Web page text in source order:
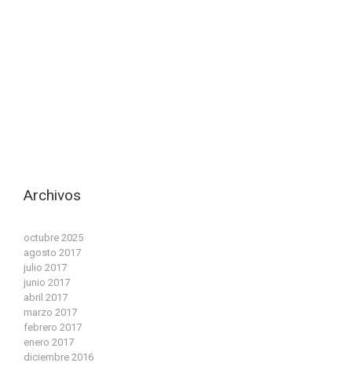
Archivos
octubre 2025
agosto 2017
julio 2017
junio 2017
abril 2017
marzo 2017
febrero 2017
enero 2017
diciembre 2016